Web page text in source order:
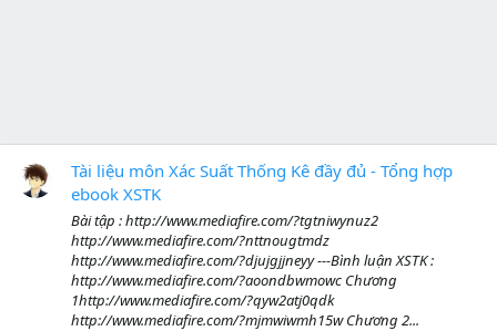
Tài liệu môn Xác Suất Thống Kê đầy đủ - Tổng hợp
ebook XSTK
Bài tập : http://www.mediafire.com/?tgtniwynuz2
http://www.mediafire.com/?nttnougtmdz
http://www.mediafire.com/?djujgjjneyy ---Bình luận XSTK :
http://www.mediafire.com/?aoondbwmowc Chương
1http://www.mediafire.com/?qyw2atj0qdk
http://www.mediafire.com/?mjmwiwmh15w Chương 2...